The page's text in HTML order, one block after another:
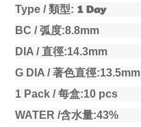
Type /類型: 1Day
BC /弧度:8.8mm
DIA /直徑:14.3mm
G DIA /著色直徑:13.5mm
1 Pack /每盒:10 pcs
WATER /含水量:43%